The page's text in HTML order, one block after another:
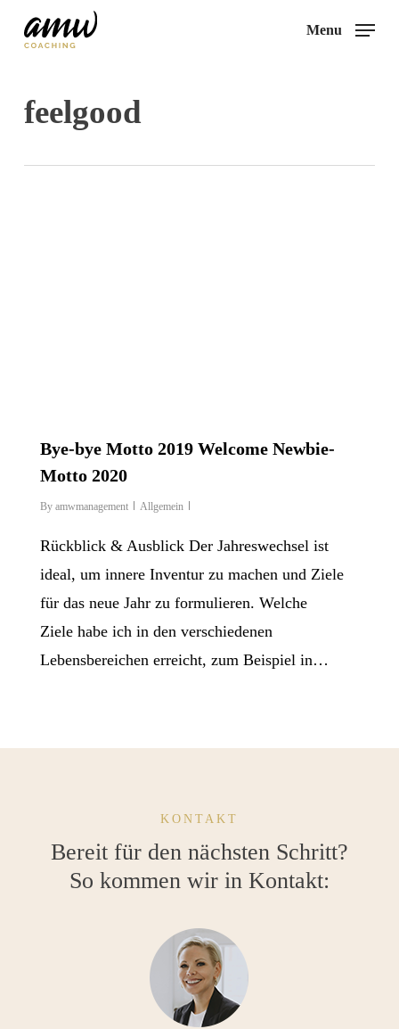
content
Menu
feelgood
Bye-bye Motto 2019 Welcome Newbie-
Motto 2020
By amwmanagement Allgemein
Rückblick & Ausblick Der Jahreswechsel ist
ideal, um innere Inventur zu machen und Ziele
für das neue Jahr zu formulieren. Welche
Ziele habe ich in den verschiedenen
Lebensbereichen erreicht, zum Beispiel in…
KONTAKT
Bereit für den nächsten Schritt?
So kommen wir in Kontakt: